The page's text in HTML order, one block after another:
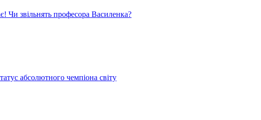
Чи звільнять професора Василенка?
абсолютного чемпіона світу